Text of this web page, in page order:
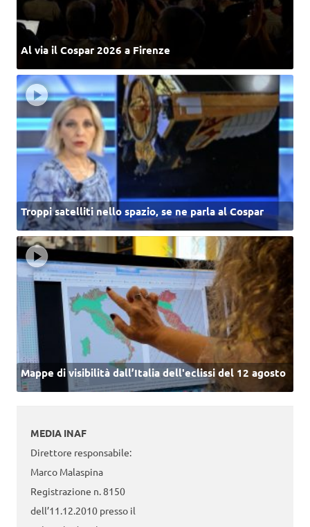
Al via il Cospar 2026 a Firenze
Troppi satelliti nello spazio, se ne parla al Cospar
Mappe di visibilità dall’Italia dell'eclissi del 12 agosto
MEDIA INAF
Direttore responsabile:
Marco Malaspina
Registrazione n. 8150
dell’11.12.2010 presso il